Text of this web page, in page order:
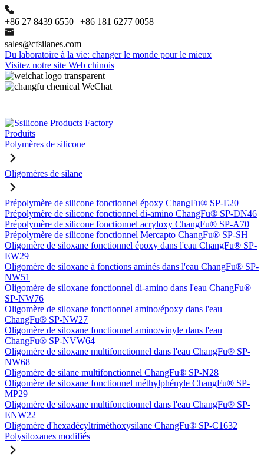
+86 27 8439 6550 | +86 181 6277 0058
sales@cfsilanes.com
Du laboratoire à la vie: changer le monde pour le mieux
Visitez notre site Web chinois
Produits
Polymères de silicone
Oligomères de silane
Prépolymère de silicone fonctionnel époxy ChangFu® SP-E20
Prépolymère de silicone fonctionnel di-amino ChangFu® SP-DN46
Prépolymère de silicone fonctionnel acryloxy ChangFu® SP-A70
Prépolymère de silicone fonctionnel Mercapto ChangFu® SP-SH
Oligomère de siloxane fonctionnel époxy dans l'eau ChangFu® SP-
EW29
Oligomère de siloxane à fonctions aminés dans l'eau ChangFu® SP-
NW51
Oligomère de siloxane fonctionnel di-amino dans l'eau ChangFu®
SP-NW76
Oligomère de siloxane fonctionnel amino/époxy dans l'eau
ChangFu® SP-NW27
Oligomère de siloxane fonctionnel amino/vinyle dans l'eau
ChangFu® SP-NVW64
Oligomère de siloxane multifonctionnel dans l'eau ChangFu® SP-
NW68
Oligomère de silane multifonctionnel ChangFu® SP-N28
Oligomère de siloxane fonctionnel méthylphényle ChangFu® SP-
MP29
Oligomère de siloxane multifonctionnel dans l'eau ChangFu® SP-
ENW22
Oligomère d'hexadécyltriméthoxysilane ChangFu® SP-C1632
Polysiloxanes modifiés